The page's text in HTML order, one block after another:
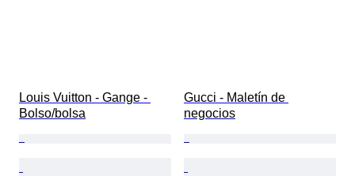
Louis Vuitton - Gange -
Bolso/bolsa
Gucci - Maletín de
negocios